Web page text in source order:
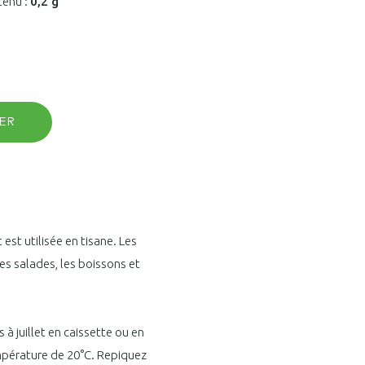
utilisée en tisane. Les
salades, les boissons et
à juillet en caissette ou en
de 20°C. Repiquez